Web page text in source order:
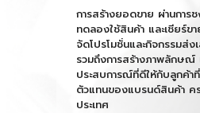
การสร้างยอดขาย ผ่านการ
ทดลองใช้สินค้า และเชียร์ข
จัดโปรโมชั่นและกิจกรรมส่ง
รวมถึงการสร้างภาพลักษณ์
ประสบการณ์ที่ดีให้กับลูกค้า
ตัวแทนของแบรนด์สินค้า
ประเทศ